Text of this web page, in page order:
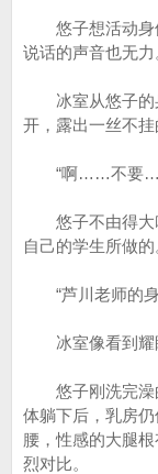
悠子想活动身
说话的声音也无力
冰室从悠子的
开，露出一丝不挂
“啊……不要
悠子不由得大
自己的学生所做的
“芦川老师的身
冰室像看到耀
悠子刚洗完澡
体躺下后，乳房
腰，性感的大腿
烈对比。